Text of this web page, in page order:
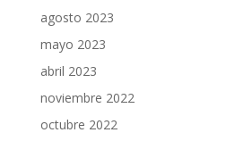
agosto 2023
mayo 2023
abril 2023
noviembre 2022
octubre 2022